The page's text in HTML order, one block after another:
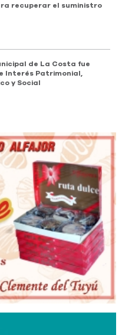
recuperar el suministro
de La Costa fue
Interés Patrimonial,
y Social